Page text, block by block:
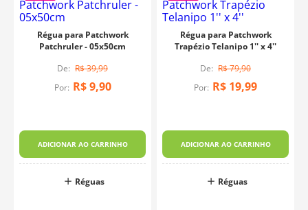
Régua para Patchwork
Patchruler - 05x50cm
R$39,99
Por: R$ 9,90
ADICIONAR AO CARRINHO
Réguas
Régua para Patchwork
Trapézio Telanipo 1'' x 4''
R$79,90
Por: R$ 19,99
ADICIONAR AO CARRINHO
Réguas